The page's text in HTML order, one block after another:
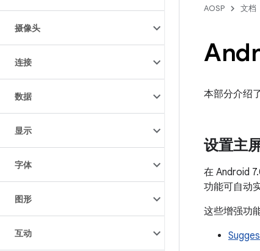
摄像头
连接
数据
显示
字体
图形
互动
AOSP 文档
本部分介绍
设置主
在 Android
功能可自动
这些增强功